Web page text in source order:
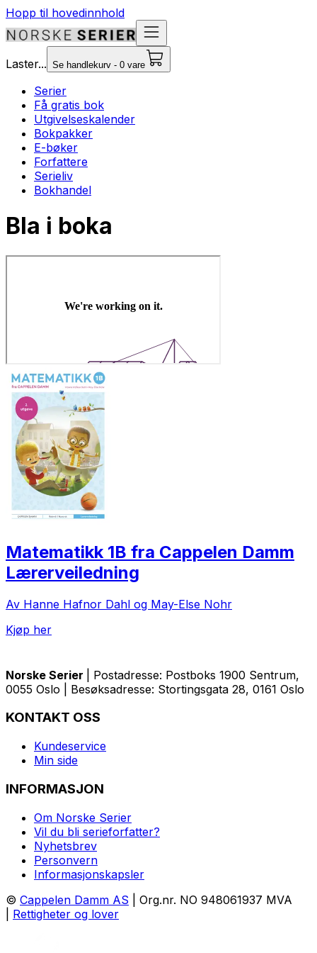
Hopp til hovedinnhold
Laster... Se handlekurv - 0 vare
Serier
Få gratis bok
Utgivelseskalender
Bokpakker
E-bøker
Forfattere
Serieliv
Bokhandel
Bla i boka
Matematikk 1B fra Cappelen Damm
Lærerveiledning
Av Hanne Hafnor Dahl og May-Else Nohr
Kjøp her
Norske Serier
| Postadresse: Postboks 1900 Sentrum,
0055 Oslo | Besøksadresse: Stortingsgata 28, 0161 Oslo
KONTAKT OSS
Kundeservice
Min side
INFORMASJON
Om Norske Serier
Vil du bli serieforfatter?
Nyhetsbrev
Personvern
Informasjonskapsler
© Cappelen Damm AS | Org.nr. NO 948061937 MVA
Rettigheter og lover